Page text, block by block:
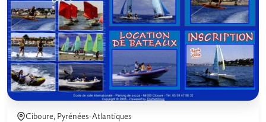
Ciboure, Pyrénées-Atlantiques